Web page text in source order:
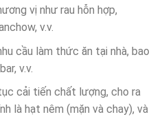
vị như rau hỗn hợp,
v.v.
cầu làm thức ăn tại nhà, bao
v.v.
cải tiến chất lượng, cho ra
là hạt nêm (mặn và chay), và